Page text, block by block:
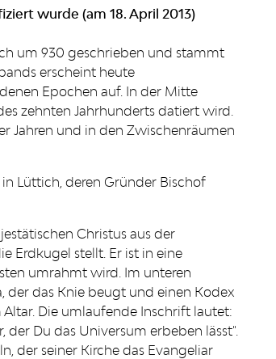
wurde (am 18. April 2013)
um 930 geschrieben und stammt
erscheint heute
Epochen auf. In der Mitte
zehnten Jahrhunderts datiert wird.
Jahren und in den Zwischenräumen
Lüttich, deren Gründer Bischof
Christus aus der
Erdkugel stellt. Er ist in eine
umrahmt wird. Im unteren
der das Knie beugt und einen Kodex
Die umlaufende Inschrift lautet:
Du das Universum erbeben lässt".
der seiner Kirche das Evangeliar